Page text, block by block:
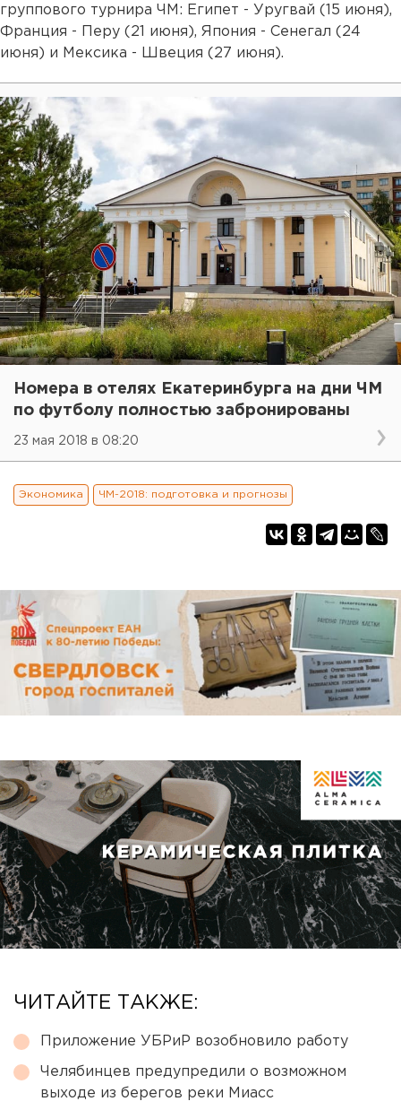
группового турнира ЧМ: Египет - Уругвай (15 июня),
Франция - Перу (21 июня), Япония - Сенегал (24
июня) и Мексика - Швеция (27 июня).
Номера в отелях Екатеринбурга на дни ЧМ
по футболу полностью забронированы
23 мая 2018 в 08:20
Экономика ЧМ-2018: подготовка и прогнозы
ЧИТАЙТЕ ТАКЖЕ:
Приложение УБРиР возобновило работу
Челябинцев предупредили о возможном
выходе из берегов реки Миасс